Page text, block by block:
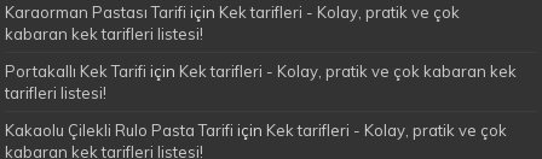
Karaorman Pastası Tarifi için Kek tarifleri - Kolay, pratik ve çok
kabaran kek tarifleri listesi!
Portakallı Kek Tarifi için Kek tarifleri - Kolay, pratik ve çok kabaran kek
tarifleri listesi!
Kakaolu Çilekli Rulo Pasta Tarifi için Kek tarifleri - Kolay, pratik ve çok
kabaran kek tarifleri listesi!